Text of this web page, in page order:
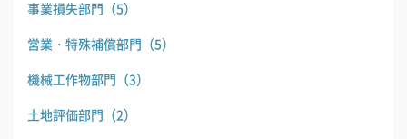
事業損失部門 （5）
営業・特殊補償部門 （5）
機械工作物部門 （3）
土地評価部門 （2）